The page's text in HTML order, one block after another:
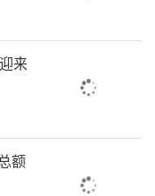
的另三家公司
琴（张庭）有
理人，还有一
限公司”，林
经在九家公司
来
额